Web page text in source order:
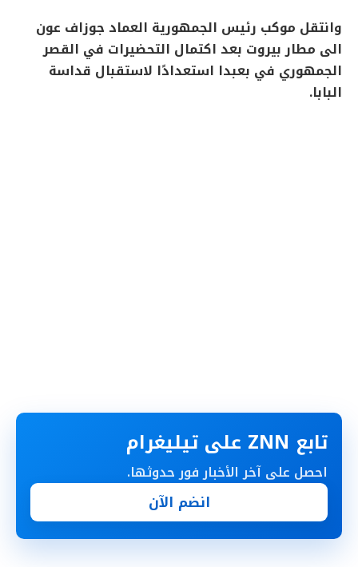
وانتقل موكب رئيس الجمهورية العماد جوزاف عون
الى مطار بيروت بعد اكتمال التحضيرات في القصر
الجمهوري في بعبدا استعدادًا لاستقبال قداسة
البابا.
تابع ZNN على تيليغرام
احصل على آخر الأخبار فور حدوثها.
انضم الآن